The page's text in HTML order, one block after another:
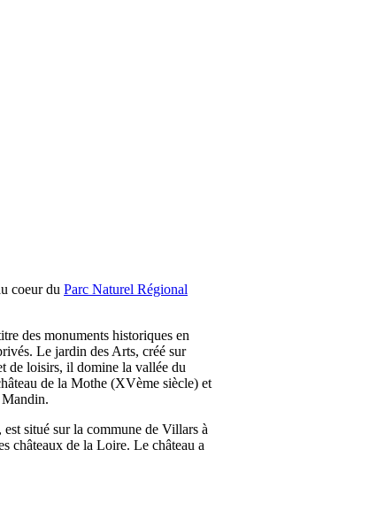
coeur du Parc Naturel Régional
des monuments historiques en
Le jardin des Arts, créé sur
de loisirs, il domine la vallée du
de la Mothe (XVème siècle) et
Mandin.
situé sur la commune de Villars à
châteaux de la Loire. Le château a